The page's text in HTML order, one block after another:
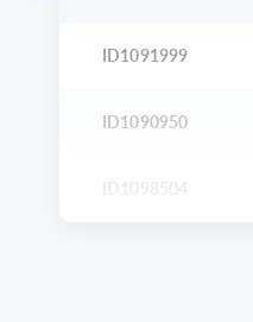
ID1091999
ID1090950